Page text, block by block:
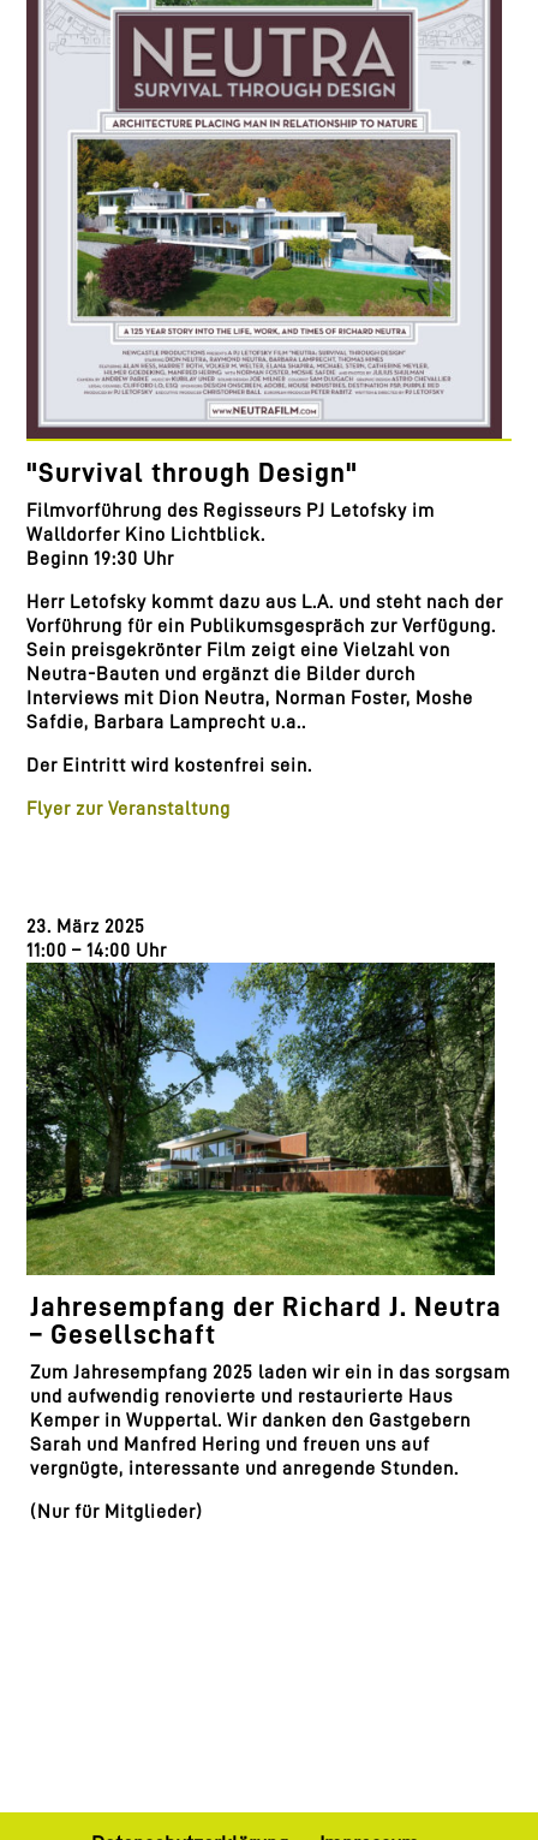
"Survival through Design"
Filmvorführung des Regisseurs PJ Letofsky im
Walldorfer Kino Lichtblick.
Beginn 19:30 Uhr
Herr Letofsky kommt dazu aus L.A. und steht nach der
Vorführung für ein Publikumsgespräch zur Verfügung.
Sein preisgekrönter Film zeigt eine Vielzahl von
Neutra-Bauten und ergänzt die Bilder durch
Interviews mit Dion Neutra, Norman Foster, Moshe
Safdie, Barbara Lamprecht u.a..
Der Eintritt wird kostenfrei sein.
Flyer zur Veranstaltung
23. März 2025
11:00 – 14:00 Uhr
Jahresempfang der Richard J. Neutra
– Gesellschaft
Zum Jahresempfang 2025 laden wir ein in das sorgsam
und aufwendig renovierte und restaurierte Haus
Kemper in Wuppertal. Wir danken den Gastgebern
Sarah und Manfred Hering und freuen uns auf
vergnügte, interessante und anregende Stunden.
(Nur für Mitglieder)